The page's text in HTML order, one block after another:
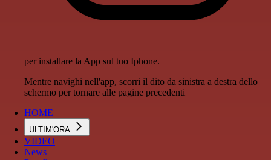
per installare la App sul tuo Iphone.
Mentre navighi nell'app, scorri il dito da sinistra a destra dello
schermo per tornare alle pagine precedenti
HOME
ULTIM'ORA
VIDEO
News